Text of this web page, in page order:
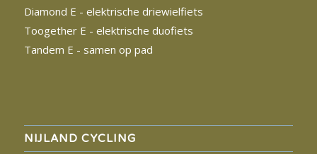
Diamond E - elektrische driewielfiets
Toogether E - elektrische duofiets
Tandem E - samen op pad
NIJLAND CYCLING